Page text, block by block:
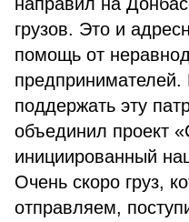
грузов. Это и
помощь от
поддержать эту
объединил проект
инициированный
Очень скоро груз,
отправляем,